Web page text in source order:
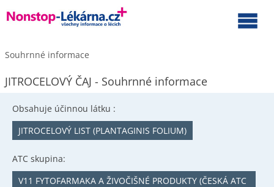
Souhrnné informace
JITROCELOVÝ ČAJ - Souhrnné informace
Obsahuje účinnou látku :
JITROCELOVÝ LIST (PLANTAGINIS FOLIUM)
ATC skupina:
V11 FYTOFARMAKA A ŽIVOČIŠNÉ PRODUKTY (ČESKÁ ATC